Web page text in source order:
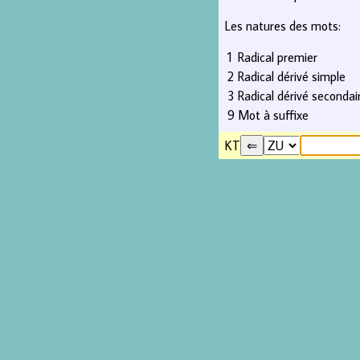
Les natures des mots:
1 Radical premier
2 Radical dérivé simple
3 Radical dérivé
9 Mot à suffixe
KT